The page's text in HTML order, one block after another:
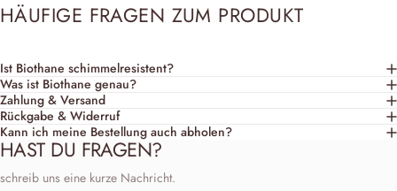
HÄUFIGE FRAGEN ZUM PRODUKT
Ist Biothane schimmelresistent?
Was ist Biothane genau?
Zahlung & Versand
Rückgabe & Widerruf
Kann ich meine Bestellung auch abholen?
HAST DU FRAGEN?
schreib uns eine kurze Nachricht.